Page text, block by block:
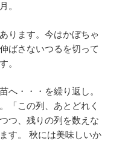
。
ります。今はかぼちゃ
ばさないつるを切って
。
へ・・・を繰り返し。
「この列、あとどれく
つ、残りの列を数えな
す。 秋には美味しいか